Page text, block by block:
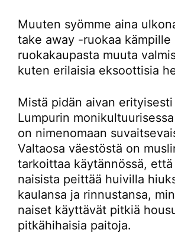
Muuten syömme aina
take away -ruokaa kämpille
ruokakaupasta muuta
kuten erilaisia eksoottisia
Mistä pidän aivan erityisesti
Lumpurin
on nimenomaan
Valtaosa väestöstä on
tarkoittaa käytännössä,
naisista peittää huivilla
kaulansa ja rinnustansa,
naiset käyttävät pitkiä
pitkähihaisia paitoja.